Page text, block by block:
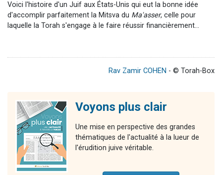
Voici l'histoire d'un Juif aux États-Unis qui eut la bonne idée
d'accomplir parfaitement la Mitsva du Ma'asser, celle pour
laquelle la Torah s'engage à le faire réussir financièrement...
Rav Zamir COHEN - © Torah-Box
Voyons plus clair
Une mise en perspective des grandes
thématiques de l'actualité à la lueur de
l'érudition juive véritable.